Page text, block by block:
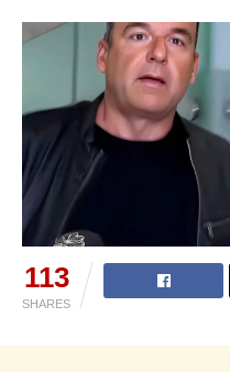
113
SHARES